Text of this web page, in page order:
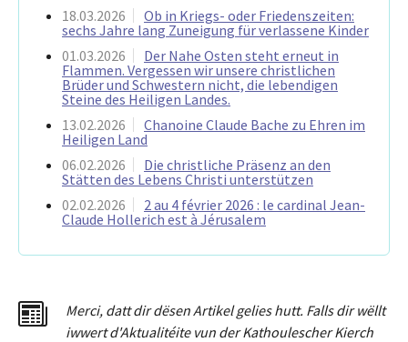
18.03.2026
Ob in Kriegs- oder Friedenszeiten:
sechs Jahre lang Zuneigung für verlassene Kinder
01.03.2026
Der Nahe Osten steht erneut in
Flammen. Vergessen wir unsere christlichen
Brüder und Schwestern nicht, die lebendigen
Steine des Heiligen Landes.
13.02.2026
Chanoine Claude Bache zu Ehren im
Heiligen Land
06.02.2026
Die christliche Präsenz an den
Stätten des Lebens Christi unterstützen
02.02.2026
2 au 4 février 2026 : le cardinal Jean-
Claude Hollerich est à Jérusalem
Merci, dattdir dësen Artikel gelies hutt. Falls dir wëllt
iwwert d'Aktualitéite vun der Kathoulescher Kierch